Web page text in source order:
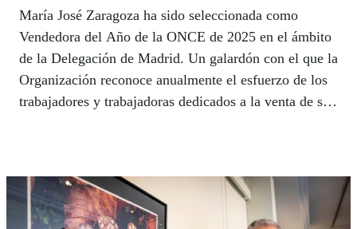
María José Zaragoza ha sido seleccionada como
Vendedora del Año de la ONCE de 2025 en el ámbito
de la Delegación de Madrid. Un galardón con el que la
Organización reconoce anualmente el esfuerzo de los
trabajadores y trabajadoras dedicados a la venta de sus
ONCE.